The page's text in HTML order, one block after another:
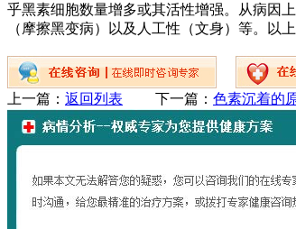
乎黑素细胞数量增多或其活性增强。从病因
（摩擦黑变病）以及人工性（文身）等。以
上一篇： 返回列表 下一篇： 色素沉着的